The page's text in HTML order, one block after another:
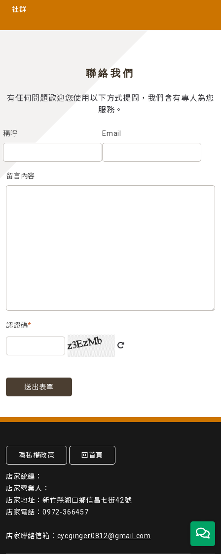
社群
聯絡我們
有任何問題歡迎您使用以下方式提問，我們會有專人為您
服務。
稱呼 Email
留言內容
認證碼*
送出表單
隱私權政策 回首頁
店家統編：
店家營業人：
店家地址：新竹縣湖口鄉信昌七街42號
店家電話：0972-366457
店家聯絡信箱： cycginger0812@gmail.com